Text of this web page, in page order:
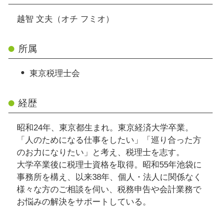
越智 文夫（オチ フミオ）
所属
東京税理士会
経歴
昭和24年、東京都生まれ。東京経済大学卒業。
「人のためになる仕事をしたい」「巡り合った方
のお力になりたい」と考え、税理士を志す。
大学卒業後に税理士資格を取得。昭和55年池袋に
事務所を構え、以来38年、個人・法人に関係なく
様々な方のご相談を伺い、税務申告や会計業務で
お悩みの解決をサポートしている。